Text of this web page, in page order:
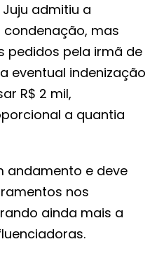
admitiu a
mas
pedidos pela irmã de
eventual indenização
R$ 2 mil,
a quantia
andamento e deve
nos
ainda mais a